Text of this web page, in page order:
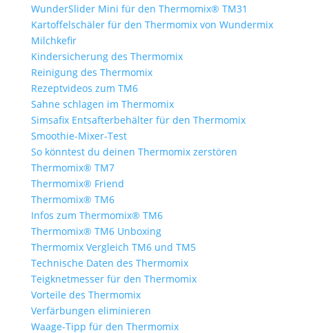
WunderSlider Mini für den Thermomix® TM31
Kartoffelschäler für den Thermomix von Wundermix
Milchkefir
Kindersicherung des Thermomix
Reinigung des Thermomix
Rezeptvideos zum TM6
Sahne schlagen im Thermomix
Simsafix Entsafterbehälter für den Thermomix
Smoothie-Mixer-Test
So könntest du deinen Thermomix zerstören
Thermomix® TM7
Thermomix® Friend
Thermomix® TM6
Infos zum Thermomix® TM6
Thermomix® TM6 Unboxing
Thermomix Vergleich TM6 und TM5
Technische Daten des Thermomix
Teigknetmesser für den Thermomix
Vorteile des Thermomix
Verfärbungen eliminieren
Waage-Tipp für den Thermomix